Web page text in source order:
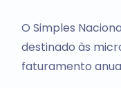
O Simples
destinado às
faturamento